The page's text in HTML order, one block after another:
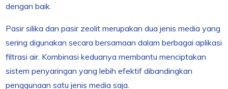
dengan baik.
Pasir silika dan pasir zeolit merupakan dua jenis media yang
sering digunakan secara bersamaan dalam berbagai aplikasi
filtrasi air. Kombinasi keduanya membantu menciptakan
sistem penyaringan yang lebih efektif dibandingkan
penggunaan satu jenis media saja.